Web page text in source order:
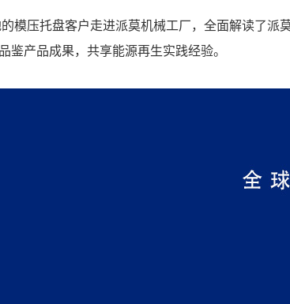
模压托盘客户走进派莫机械工厂，全面解读了
产品成果，共享能源再生实践经验。